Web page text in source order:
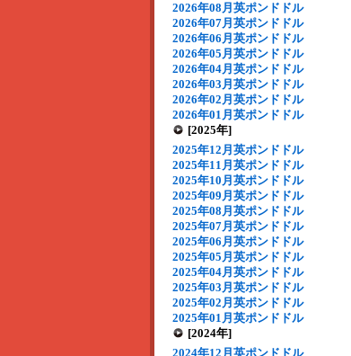
2026年08月英ポンドドル
2026年07月英ポンドドル
2026年06月英ポンドドル
2026年05月英ポンドドル
2026年04月英ポンドドル
2026年03月英ポンドドル
2026年02月英ポンドドル
2026年01月英ポンドドル
[2025年]
2025年12月英ポンドドル
2025年11月英ポンドドル
2025年10月英ポンドドル
2025年09月英ポンドドル
2025年08月英ポンドドル
2025年07月英ポンドドル
2025年06月英ポンドドル
2025年05月英ポンドドル
2025年04月英ポンドドル
2025年03月英ポンドドル
2025年02月英ポンドドル
2025年01月英ポンドドル
[2024年]
2024年12月英ポンドドル